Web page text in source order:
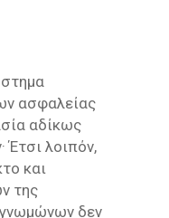
ασφαλείας
αδίκως
λοιπόν,
και
της
δεν